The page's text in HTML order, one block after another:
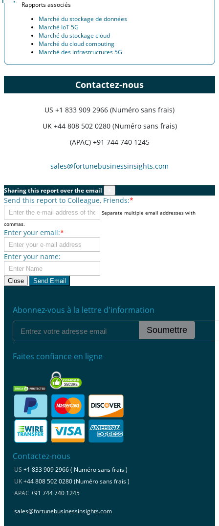
Rapports associés
Marché du stockage de données
Marché IoT 5G
Marché du stockage cloud
Marché du cloud computing
Marché des infrastructures 5G
Contactez-nous
US +1 833 909 2966 (Numéro sans frais)
UK +44 808 502 0280 (Numéro sans frais)
(APAC) +91 744 740 1245
sales@fortunebusinessinsights.com
Sharing this report over the email
Send this report to Colleague, Friends:*
Separate multiple email addresses with
commas.
Enter your email:*
Enter your name:
Close Send Email
Abonnez-vous à la lettre d'information
Soumettre
Faites confiance en ligne
Contactez-nous
US +1 833 909 2966 ( Numéro sans frais )
UK+44 808 502 0280 (Numéro sans frais )
APAC +91 744 740 1245
sales@fortunebusinessinsights.com